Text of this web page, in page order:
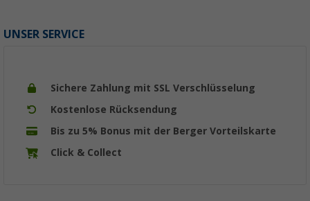
UNSER SERVICE
Sichere Zahlung mit SSL Verschlüsselung
Kostenlose Rücksendung
Bis zu 5% Bonus mit der Berger Vorteilskarte
Click & Collect